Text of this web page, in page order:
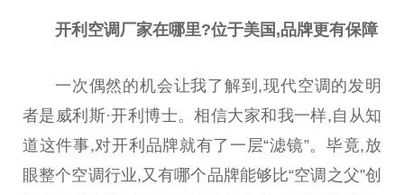
开利空调厂家在哪里?位于美国,品牌更有保障
一次偶然的机会让我了解到,现代空调的发明
者是威利斯·开利博士。相信大家和我一样,自从知
道这件事,对开利品牌就有了一层“滤镜”。毕竟,放
眼整个空调行业,又有哪个品牌能够比“空调之父”创